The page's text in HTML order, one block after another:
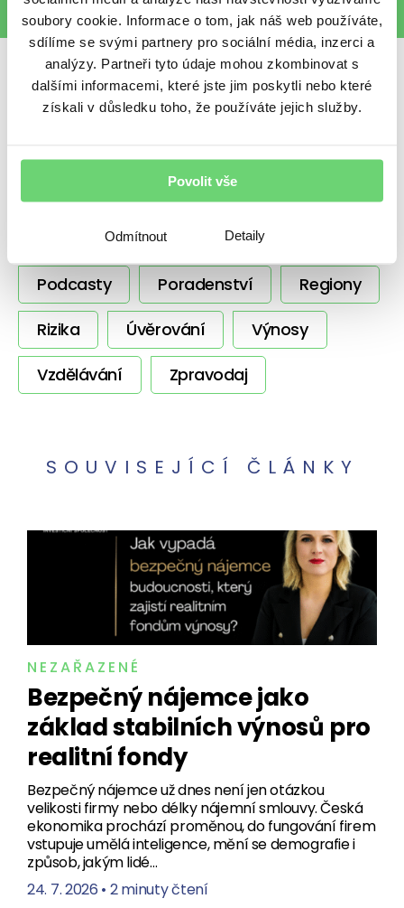
Detaily
soubory cookie. Informace o tom, jak náš web používáte,
sdílíme se svými partnery pro sociální média, inzerci a
analýzy. Partneři tyto údaje mohou zkombinovat s
dalšími informacemi, které jste jim poskytli nebo které
získali v důsledku toho, že používáte jejich služby.
Povolit vše
Odmítnout
Sdílet s přáteli
Nezařazené
Ostatní
Podcasty
Poradenství
Regiony
Rizika
Úvěrování
Výnosy
Vzdělávání
Zpravodaj
SOUVISEJÍCÍ ČLÁNKY
NEZAŘAZENÉ
Bezpečný nájemce jako
základ stabilních výnosů pro
realitní fondy
Bezpečný nájemce už dnes není jen otázkou
velikosti firmy nebo délky nájemní smlouvy. Česká
ekonomika prochází proměnou, do fungování firem
vstupuje umělá inteligence, mění se demografie i
způsob, jakým lidé…
24. 7. 2026 • 2 minuty čtení